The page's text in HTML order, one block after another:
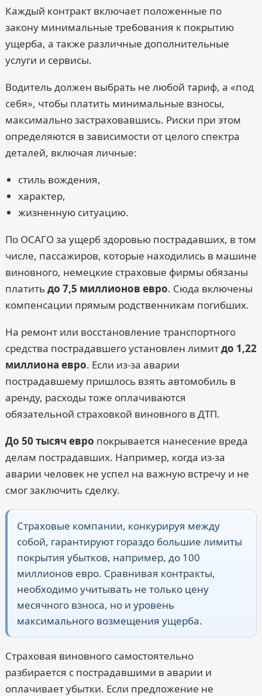
Каждый контракт включает положенные по
закону минимальные требования к покрытию
ущерба, а также различные дополнительные
услуги и сервисы.
Водитель должен выбрать не любой тариф, а «под
себя», чтобы платить минимальные взносы,
максимально застраховавшись. Риски при этом
определяются в зависимости от целого спектра
деталей, включая личные:
стиль вождения,
характер,
жизненную ситуацию.
По ОСАГО за ущерб здоровью пострадавших, в том
числе, пассажиров, которые находились в машине
виновного, немецкие страховые фирмы обязаны
платитьдо 7,5 миллионов евро. Сюда включены
компенсации прямым родственникам погибших.
На ремонт или восстановление транспортного
средства пострадавшего установлен лимитдо 1,22
миллиона евро. Если из-за аварии
пострадавшему пришлось взять автомобиль в
аренду, расходы тоже оплачиваются
обязательной страховкой виновного в ДТП.
До 50 тысяч евро покрывается нанесение вреда
делам пострадавших. Например, когда из-за
аварии человек не успел на важную встречу и не
смог заключить сделку.
Страховые компании, конкурируя между
собой, гарантируют гораздо большие лимиты
покрытия убытков, например, до 100
миллионов евро. Сравнивая контракты,
необходимо учитывать не только цену
месячного взноса, но и уровень
максимального возмещения ущерба.
Страховая виновного самостоятельно
разбирается с пострадавшими в аварии и
оплачивает убытки. Если предложение не